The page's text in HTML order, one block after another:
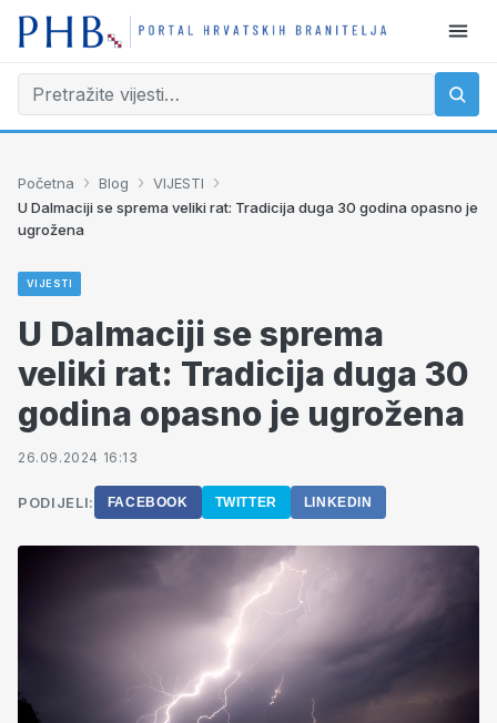
Početna › Blog › VIJESTI ›
U Dalmaciji se sprema veliki rat: Tradicija duga 30 godina opasno je
ugrožena
VIJESTI
U Dalmaciji se sprema
veliki rat: Tradicija duga 30
godina opasno je ugrožena
26.09.2024 16:13
PODIJELI: FACEBOOK TWITTER LINKEDIN